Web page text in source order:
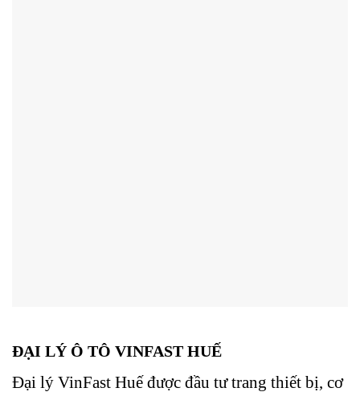
ĐẠI LÝ Ô TÔ VINFAST HUẾ
Đại lý VinFast Huế được đầu tư trang thiết bị, cơ